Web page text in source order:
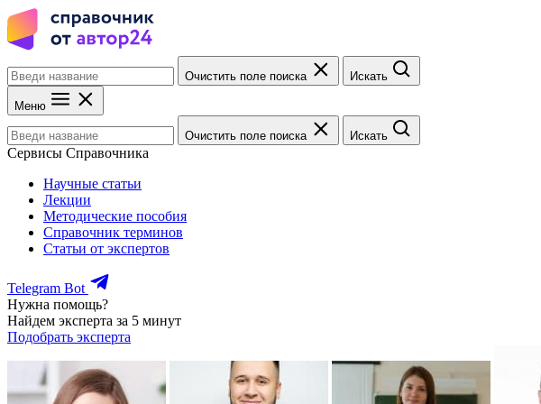
Очистить поле поиска Искать
Меню
Очистить поле поиска Искать
Сервисы Справочника
Научные статьи
Лекции
Методические пособия
Справочник терминов
Статьи от экспертов
Telegram Bot
Нужна помощь?
Найдем эксперта за 5 минут
Подобрать эксперта